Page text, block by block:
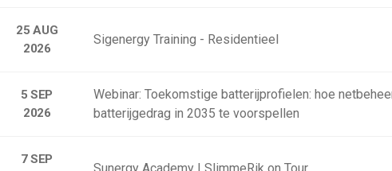
25 AUG
2026
Sigenergy Training - Residentieel
5 SEP
2026
Webinar: Toekomstige batterijprofielen: hoe
batterijgedrag in 2035 te voorspellen
7 SEP